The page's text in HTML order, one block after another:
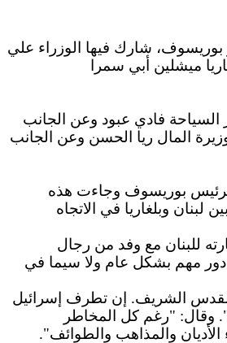
بوريسوف، شارك فيها الوزراء علي
ميشلين أبي سمرا
السياحة فادي عبود وعن الجانب
وزيرة المال ريا الحسن وعن الجانب
بوريسوف وجاءت هذه
لبنان وبلغاريا في الاتجاه
للبنان مع وفد من رجال
دور مهم بشكل عام ولا سيما في
القدس الشريف. إن تطرف إسرائيل
وقال: "رغم كل المخاطر
الأديان والمذاهب والطوائف".